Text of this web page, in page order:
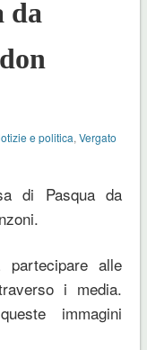
da
e politica, Vergato
di Pasqua da
alle
i media.
immagini